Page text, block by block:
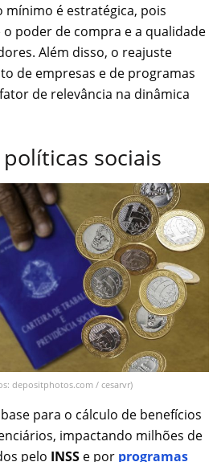
mínimo é estratégica, pois
poder de compra e a qualidade
Além disso, o reajuste
de empresas e de programas
de relevância na dinâmica
sociais
depositphotos.com / cesarvr)
para o cálculo de benefícios
impactando milhões de
pelo INSS e por programas